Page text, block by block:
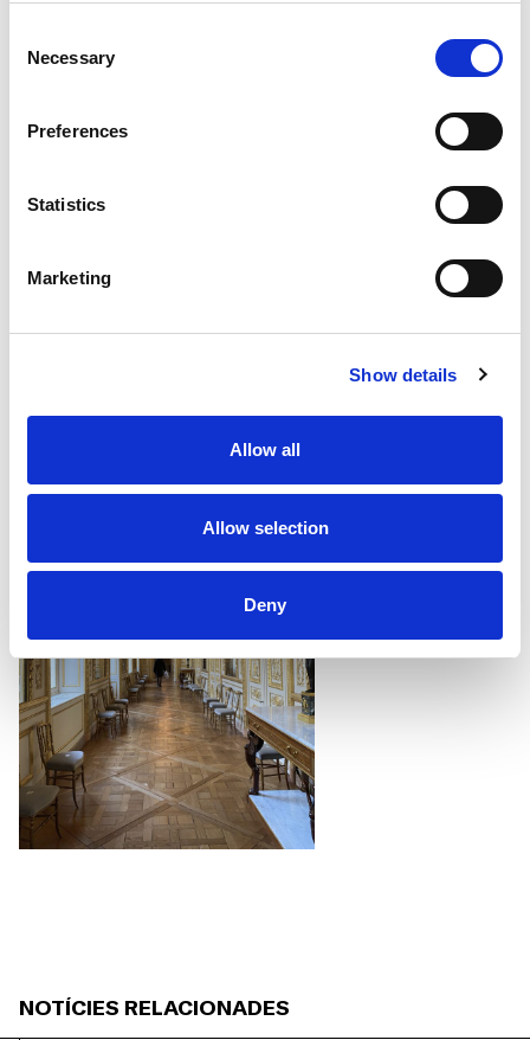
Selection
Necessary
Preferences
Statistics
Marketing
Show details
Allow all
Allow selection
Deny
NOTÍCIES RELACIONADES